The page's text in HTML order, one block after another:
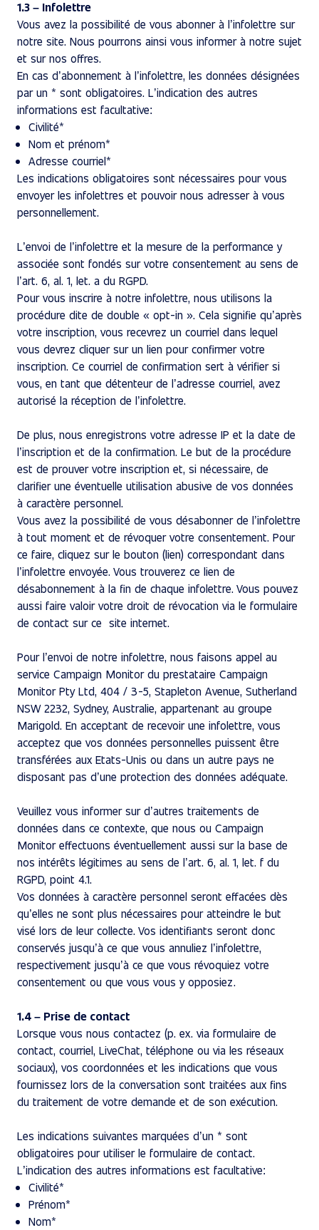
1.3 – Infolettre
Vous avez la possibilité de vous abonner à l’infolettre sur
notre site. Nous pourrons ainsi vous informer à notre sujet
et sur nos offres.
En cas d’abonnement à l’infolettre, les données désignées
par un * sont obligatoires. L’indication des autres
informations est facultative:
Civilité*
Nom et prénom*
Adresse courriel*
Les indications obligatoires sont nécessaires pour vous
envoyer les infolettres et pouvoir nous adresser à vous
personnellement.
L’envoi de l’infolettre et la mesure de la performance y
associée sont fondés sur votre consentement au sens de
l’art. 6, al. 1, let. a du RGPD.
Pour vous inscrire à notre infolettre, nous utilisons la
procédure dite de double « opt-in ». Cela signifie qu’après
votre inscription, vous recevrez un courriel dans lequel
vous devrez cliquer sur un lien pour confirmer votre
inscription. Ce courriel de confirmation sert à vérifier si
vous, en tant que détenteur de l’adresse courriel, avez
autorisé la réception de l’infolettre.
De plus, nous enregistrons votre adresse IP et la date de
l’inscription et de la confirmation. Le but de la procédure
est de prouver votre inscription et, si nécessaire, de
clarifier une éventuelle utilisation abusive de vos données
à caractère personnel.
Vous avez la possibilité de vous désabonner de l’infolettre
à tout moment et de révoquer votre consentement. Pour
ce faire, cliquez sur le bouton (lien) correspondant dans
l’infolettre envoyée. Vous trouverez ce lien de
désabonnement à la fin de chaque infolettre. Vous pouvez
aussi faire valoir votre droit de révocation via le formulaire
de contact sur ce site internet.
Pour l’envoi de notre infolettre, nous faisons appel au
service Campaign Monitor du prestataire Campaign
Monitor Pty Ltd, 404 / 3-5, Stapleton Avenue, Sutherland
NSW 2232, Sydney, Australie, appartenant au groupe
Marigold. En acceptant de recevoir une infolettre, vous
acceptez que vos données personnelles puissent être
transférées aux Etats-Unis ou dans un autre pays ne
disposant pas d’une protection des données adéquate.
Veuillez vous informer sur d’autres traitements de
données dans ce contexte, que nous ou Campaign
Monitor effectuons éventuellement aussi sur la base de
nos intérêts légitimes au sens de l’art. 6, al. 1, let. f du
RGPD, point 4.1.
Vos données à caractère personnel seront effacées dès
qu’elles ne sont plus nécessaires pour atteindre le but
visé lors de leur collecte. Vos identifiants seront donc
conservés jusqu’à ce que vous annuliez l’infolettre,
respectivement jusqu’à ce que vous révoquiez votre
consentement ou que vous vous y opposiez.
1.4 – Prise de contact
Lorsque vous nous contactez (p. ex. via formulaire de
contact, courriel, LiveChat, téléphone ou via les réseaux
sociaux), vos coordonnées et les indications que vous
fournissez lors de la conversation sont traitées aux fins
du traitement de votre demande et de son exécution.
Les indications suivantes marquées d’un * sont
obligatoires pour utiliser le formulaire de contact.
L’indication des autres informations est facultative:
Civilité*
Prénom*
Nom*